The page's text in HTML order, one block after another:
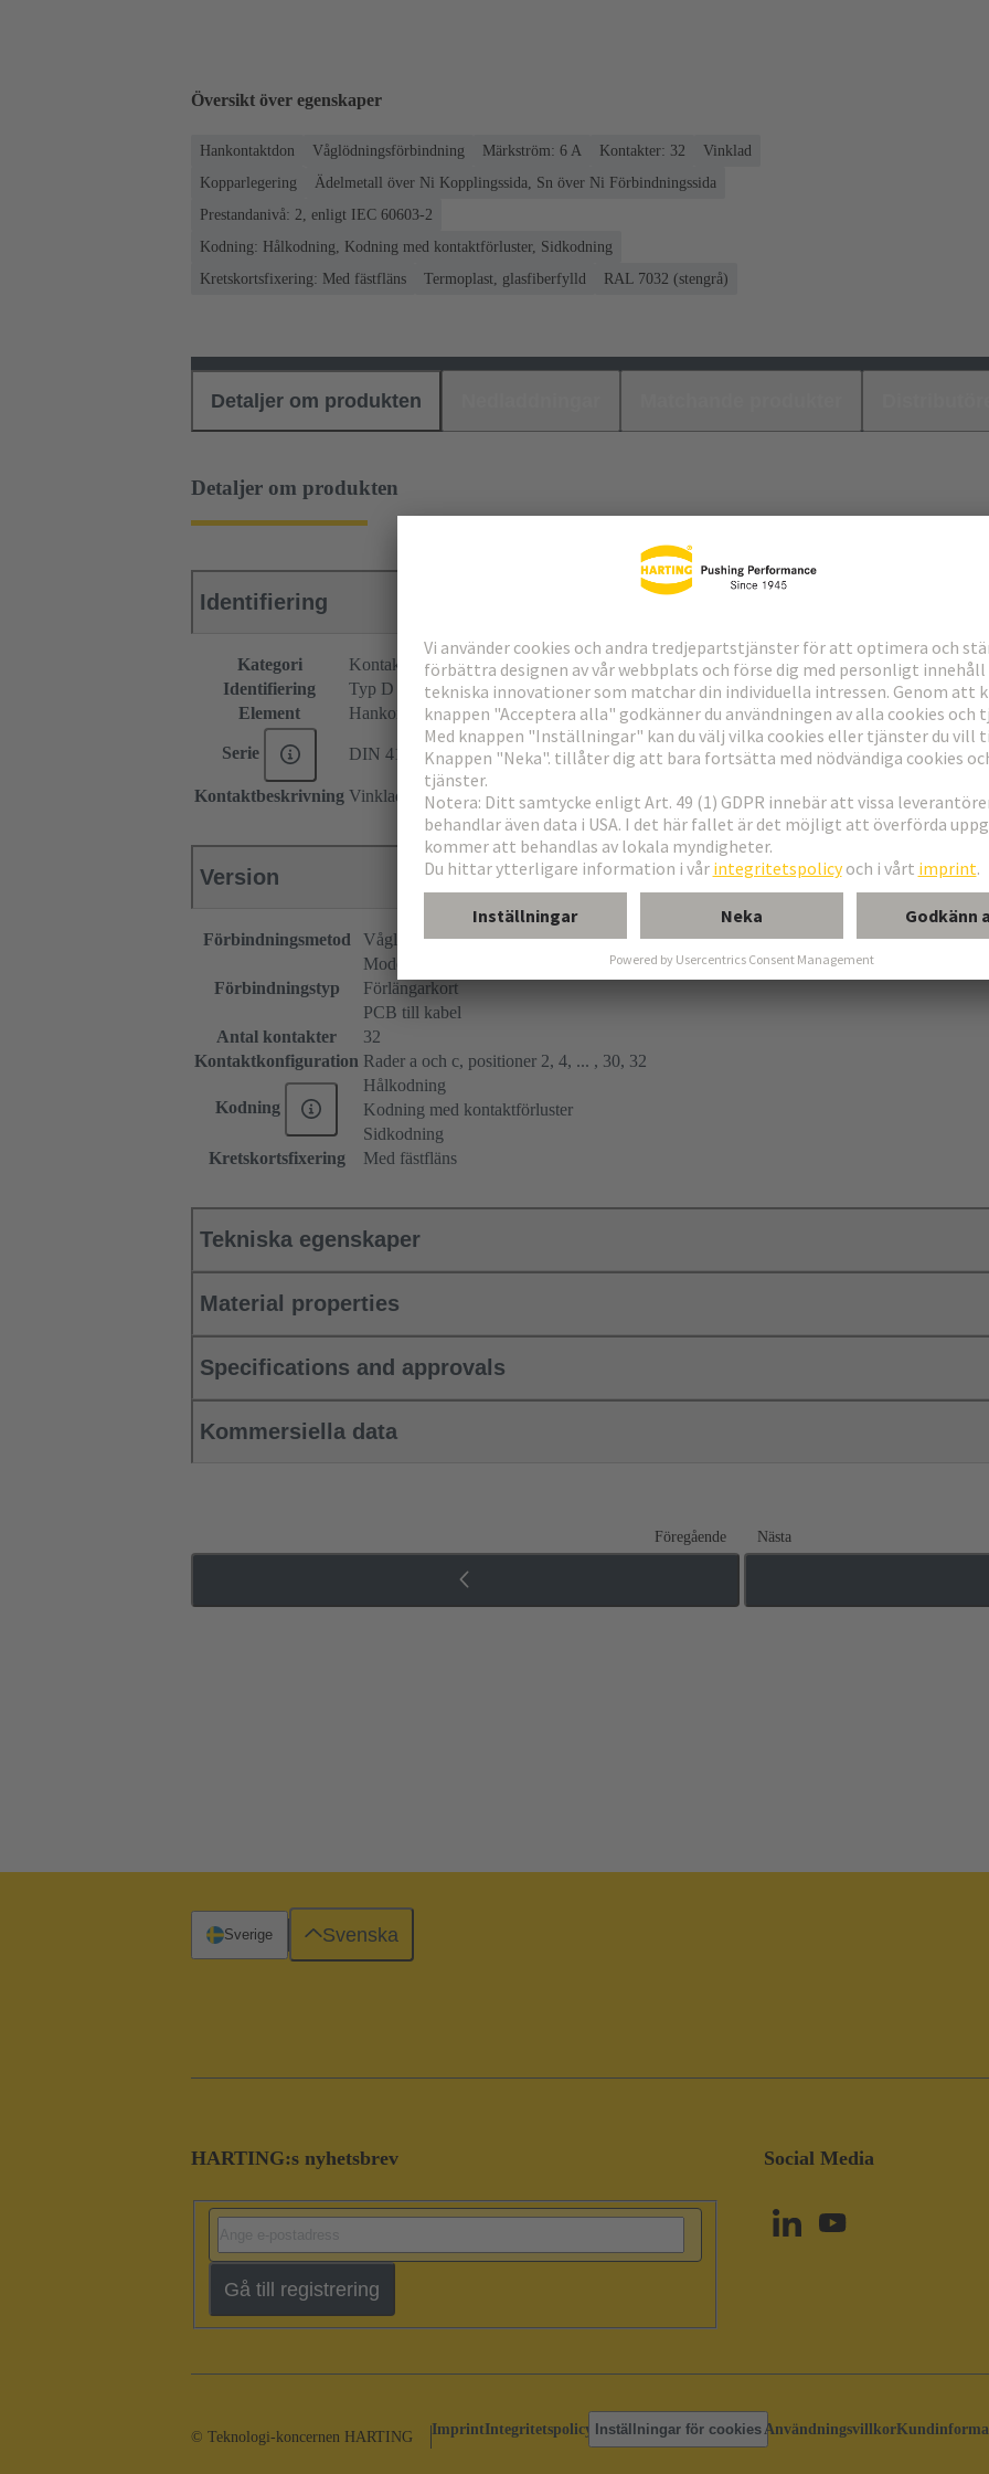
Översikt över egenskaper
Hankontaktdon Våglödningsförbindning Märkström: ‌6 A Kontakter: 32
Vinklad
Kopparlegering
Ädelmetall över Ni Kopplingssida, Sn över Ni Förbindningssida
Prestandanivå: 2, enligt IEC 60603-2
Kodning: Hålkodning, Kodning med kontaktförluster, Sidkodning
Kretskortsfixering: Med fästfläns
Termoplast, glasfiberfylld RAL 7032 (stengrå)
Detaljer om produkten
Detaljer om produkten
Identifiering
Kategori
Kontaktdon
Identifiering
Typ D
Element
Hankontaktdon
Serie DIN 41612
Kontaktbeskrivning Vinklad
Version
Förbindningsmetod Våglödningsförbindning
Förbindningstyp
Moderkort till dotterkort
Förlängarkort
PCB till kabel
Antal kontakter
32
Kontaktkonfiguration Rader a och c, positioner 2, 4, ... , 30, 32
Kodning
Hålkodning
Kodning med kontaktförluster
Sidkodning
Kretskortsfixering
Med fästfläns
Tekniska egenskaper
Material properties
Specifications and approvals
Kommersiella data
Föregående Nästa
HARTING:s nyhetsbrev
Gå till registrering
Social Media
Sverige Svenska
© Teknologi-koncernen HARTING ImprintIntegritetspolicy Inställningar för cookiesAnvändningsvillkor